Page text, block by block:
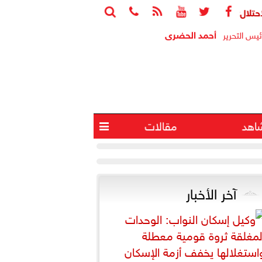





 4 آخرين في انفجار جنوب لبنان
التحرير أحمد الحضرى
مقالات 
آخر الأخبار